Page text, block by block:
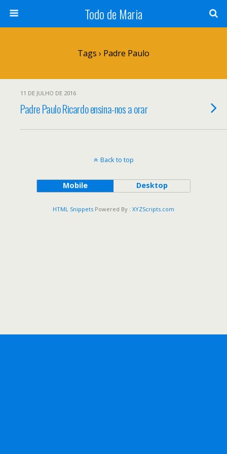
Todo de Maria
Tags › Padre Paulo
11 DE JULHO DE 2016
Padre Paulo Ricardo ensina-nos a orar
Back to top
Mobile Desktop
HTML Snippets Powered By : XYZScripts.com